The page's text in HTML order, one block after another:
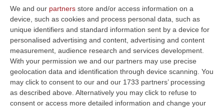
We and our partners store and/or access information on a
device, such as cookies and process personal data, such as
unique identifiers and standard information sent by a device for
personalised advertising and content, advertising and content
measurement, audience research and services development.
With your permission we and our partners may use precise
geolocation data and identification through device scanning. You
may click to consent to our and our 1733 partners’ processing
as described above. Alternatively you may click to refuse to
consent or access more detailed information and change your